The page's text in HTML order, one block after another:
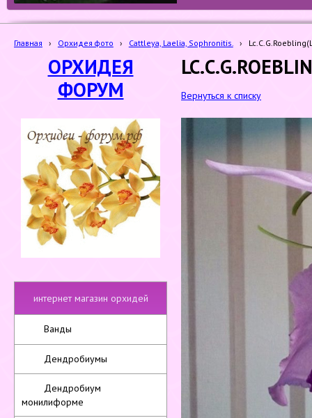
Главная › Орхидея фото › Cattleya, Laelia, Sophronitis. ›
ОРХИДЕЯ
ФОРУМ
интернет магазин орхидей
Ванды
Дендробиумы
Дендробиум
монилиформе
Вернуться к списку